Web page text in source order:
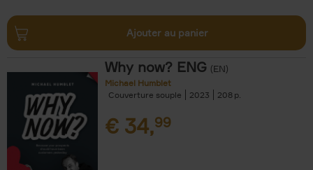
Ajouter au panier
Why now? ENG (EN)
Michael Humblet
Couverture souple
2023 208
€ 34,99